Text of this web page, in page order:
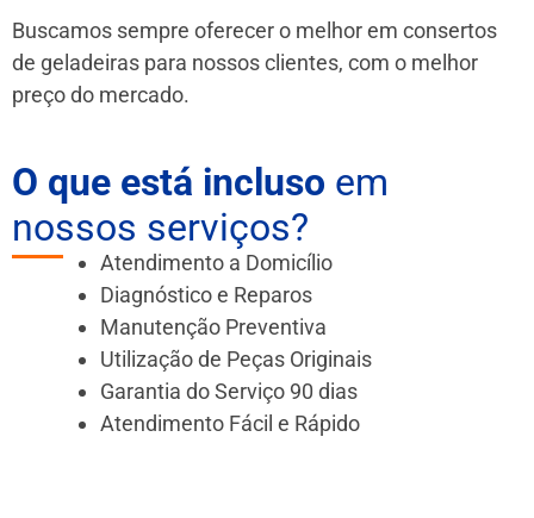
Buscamos sempre oferecer o melhor em consertos
de geladeiras para nossos clientes, com o melhor
preço do mercado.
O que está incluso em
nossos serviços?
Atendimento a Domicílio
Diagnóstico e Reparos
Manutenção Preventiva
Utilização de Peças Originais
Garantia do Serviço 90 dias
Atendimento Fácil e Rápido